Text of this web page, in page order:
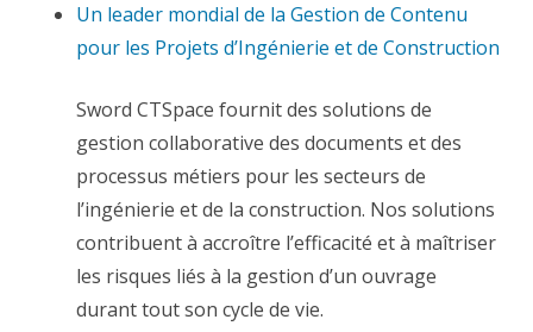
Un leader mondial de la Gestion de Contenu
pour les Projets d’Ingénierie et de Construction
Sword CTSpace fournit des solutions de
gestion collaborative des documents et des
processus métiers pour les secteurs de
l’ingénierie et de la construction. Nos solutions
contribuent à accroître l’efficacité et à maîtriser
les risques liés à la gestion d’un ouvrage
durant tout son cycle de vie.